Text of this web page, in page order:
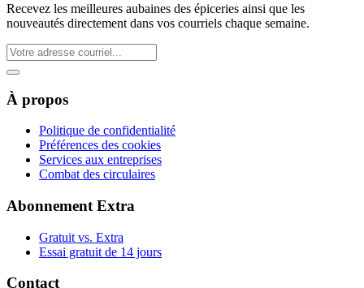
Recevez les meilleures aubaines des épiceries ainsi que les
nouveautés directement dans vos courriels chaque semaine.
À propos
Politique de confidentialité
Préférences des cookies
Services aux entreprises
Combat des circulaires
Abonnement Extra
Gratuit vs. Extra
Essai gratuit de 14 jours
Contact